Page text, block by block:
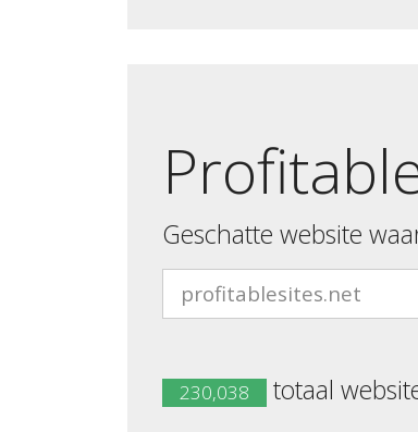
Geschatte website
230,038 totaal